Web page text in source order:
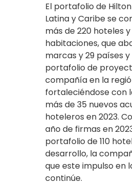
El portafolio de
Latina y Caribe se
más de 220 hoteles
habitaciones, que
marcas y 29 países
portafolio de
compañía en la
fortaleciéndose con
más de 35 nuevos
hoteleros en 2023.
año de firmas en
portafolio de 110
desarrollo, la
que este impulso en
continúe.